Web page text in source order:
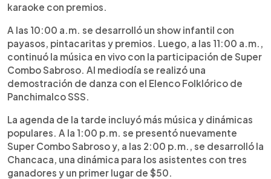
karaoke con premios.
A las 10:00 a.m. se desarrolló un show infantil con
payasos, pintacaritas y premios. Luego, a las 11:00 a.m.,
continuó la música en vivo con la participación de Super
Combo Sabroso. Al mediodía se realizó una
demostración de danza con el Elenco Folklórico de
Panchimalco SSS.
La agenda de la tarde incluyó más música y dinámicas
populares. A la 1:00 p.m. se presentó nuevamente
Super Combo Sabroso y, a las 2:00 p.m., se desarrolló la
Chancaca, una dinámica para los asistentes con tres
ganadores y un primer lugar de $50.